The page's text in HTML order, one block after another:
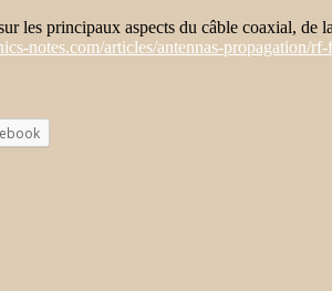
les principaux aspects du câble coaxial, de
notes.com/articles/antennas-propagation/